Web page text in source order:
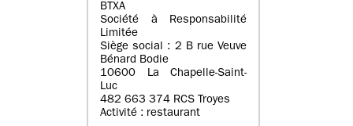
BTXA
Société à Responsabilité
Limitée
Siège social : 2 B rue Veuve
Bénard Bodie
10600 La Chapelle-Saint-
Luc
482 663 374 RCS Troyes
Activité : restaurant